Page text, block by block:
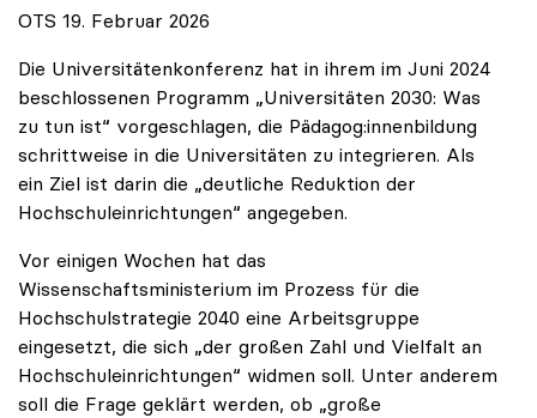
OTS 19. Februar 2026
Die Universitätenkonferenz hat in ihrem im Juni 2024
beschlossenen Programm „Universitäten 2030: Was
zu tun ist“ vorgeschlagen, die Pädagog:innenbildung
schrittweise in die Universitäten zu integrieren. Als
ein Ziel ist darin die „deutliche Reduktion der
Hochschuleinrichtungen“ angegeben.
Vor einigen Wochen hat das
Wissenschaftsministerium im Prozess für die
Hochschulstrategie 2040 eine Arbeitsgruppe
eingesetzt, die sich „der großen Zahl und Vielfalt an
Hochschuleinrichtungen“ widmen soll. Unter anderem
soll die Frage geklärt werden, ob „große